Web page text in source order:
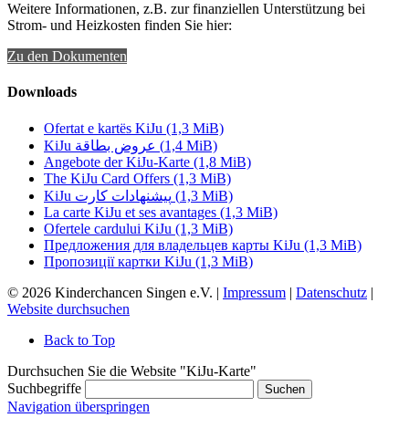
Weitere Informationen, z.B. zur finanziellen Unterstützung bei
Strom- und Heizkosten finden Sie hier:
Zu den Dokumenten
Downloads
Ofertat e kartës KiJu (1,3 MiB)
(1,4 MiB)
Angebote der KiJu-Karte (1,8 MiB)
The KiJu Card Offers (1,3 MiB)
(1,3 MiB)
La carte KiJu et ses avantages (1,3 MiB)
Ofertele cardului KiJu (1,3 MiB)
Предложения для владельцев карты KiJu (1,3 MiB)
Пропозиції картки KiJu (1,3 MiB)
© 2026 Kinderchancen Singen e.V. | Impressum | Datenschutz |
Website durchsuchen
Back to Top
Durchsuchen Sie die Website "KiJu-Karte"
Suchbegriffe
Suchen
Navigation überspringen